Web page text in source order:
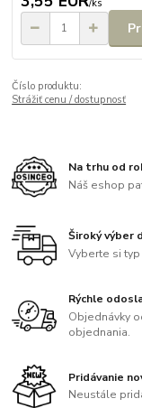
/ks
Číslo produktu:
Strážiť cenu / dostupnosť
Na trhu od
Náš eshop
Široký výber
Vyberte si typ
Rýchle
Objednávky
objednania.
Pridávanie
Neustále